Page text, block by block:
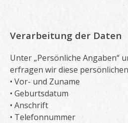
Verarbeitung der Daten
Unter „Persönliche Angaben“
erfragen wir diese
• Vor- und Zuname
• Geburtsdatum
• Anschrift
• Telefonnummer